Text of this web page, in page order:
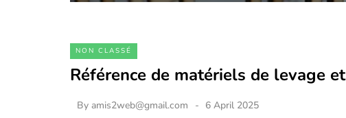
NON CLASSÉ
Référence de matériels de levage
By amis2web@gmail.com 6 April 2025